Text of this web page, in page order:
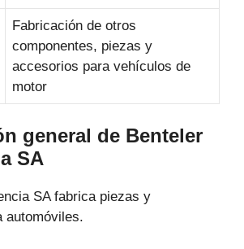
Fabricación de otros
componentes, piezas y
accesorios para vehículos de
motor
general de Benteler
SA
SA fabrica piezas y
automóviles.